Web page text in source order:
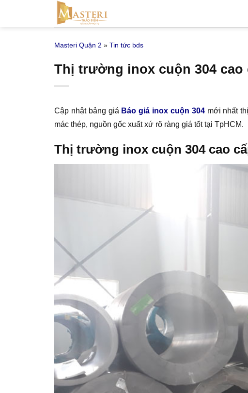
Masteri Quận 2 » Tin tức bds
Thị trường inox cuộn 304 cao
Cập nhật bảng giá Báo giá inox cuộn 304mới nhất
mác thép, nguồn gốc xuất xứ rõ ràng giá tốt tại TpHCM.
Thị trường inox cuộn 304 cao